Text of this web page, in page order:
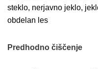
steklo, nerjavno jeklo,
obdelan les
Predhodno čiščenje